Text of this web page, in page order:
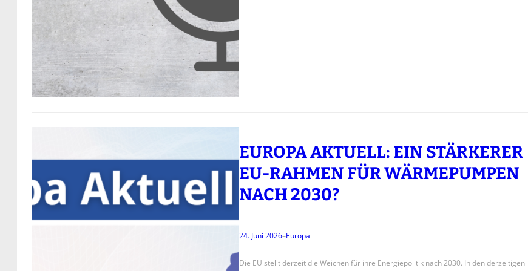
EUROPA AKTUELL: EIN STÄRKERER
EU-RAHMEN FÜR WÄRMEPUMPEN
NACH 2030?
24. Juni 2026–Europa
Die EU stellt derzeit die Weichen für ihre Energiepolitik nach 2030. In den derzeitigen